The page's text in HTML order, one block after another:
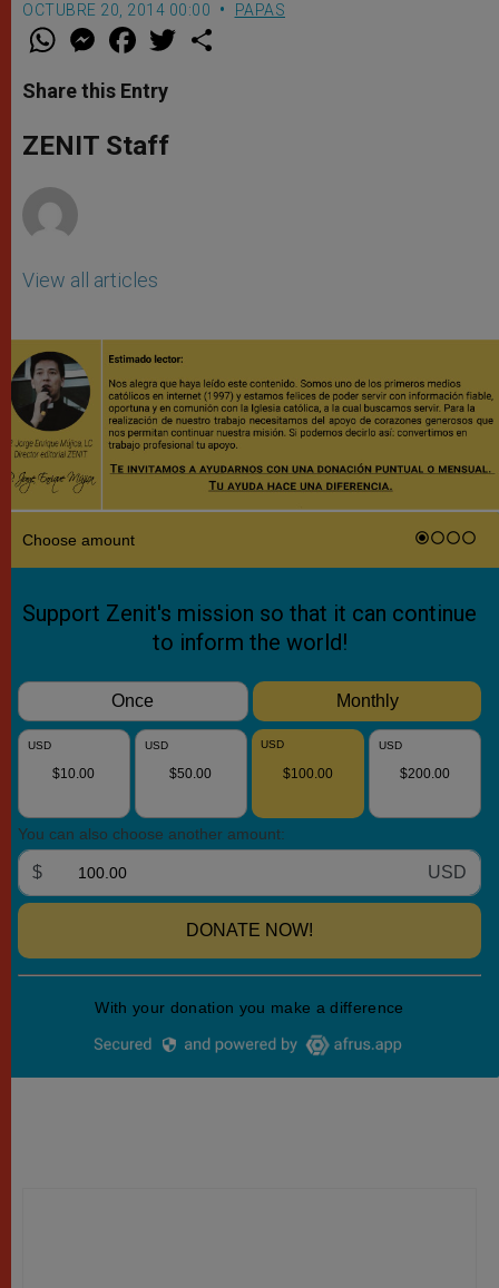
OCTUBRE 20, 2014 00:00 PAPAS
W
t
s
p
p
M
e
s
e
g
e
F
a
e
b
o
k
w
Share this Entry
ZENIT Staff
View all articles